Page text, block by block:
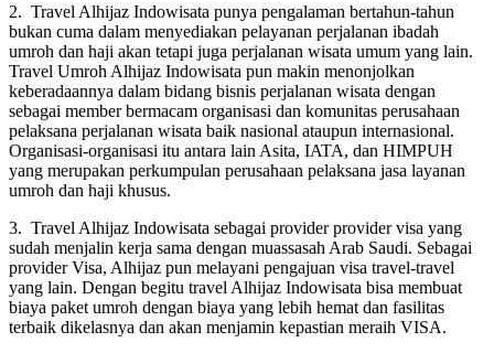
2. Travel Alhijaz Indowisata punya pengalaman bertahun-tahun
bukan cuma dalam menyediakan pelayanan perjalanan ibadah
umroh dan haji akan tetapi juga perjalanan wisata umum yang lain.
Travel Umroh Alhijaz Indowisata pun makin menonjolkan
keberadaannya dalam bidang bisnis perjalanan wisata dengan
sebagai member bermacam organisasi dan komunitas perusahaan
pelaksana perjalanan wisata baik nasional ataupun internasional.
Organisasi-organisasi itu antara lain Asita, IATA, dan HIMPUH
yang merupakan perkumpulan perusahaan pelaksana jasa layanan
umroh dan haji khusus.
3. Travel Alhijaz Indowisata sebagai provider provider visa yang
sudah menjalin kerja sama dengan muassasah Arab Saudi. Sebagai
provider Visa, Alhijaz pun melayani pengajuan visa travel-travel
yang lain. Dengan begitu travel Alhijaz Indowisata bisa membuat
biaya paket umroh dengan biaya yang lebih hemat dan fasilitas
terbaik dikelasnya dan akan menjamin kepastian meraih VISA.